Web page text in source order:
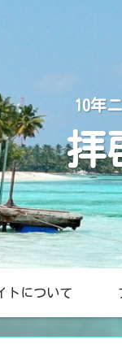
10年
拝
トについて